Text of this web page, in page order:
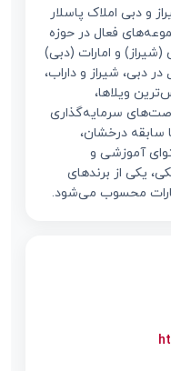
و دبی املاک پاسلار
فعال در حوزه
(شیراز) و امارات (دبی)
دبی، شیراز و داراب،
ویلاها،
سرمایه‌گذاری
سابقه درخشان،
آموزشی و
یکی از برندهای
محسوب می‌شود.